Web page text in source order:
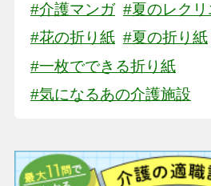
#介護マンガ #夏のレク
#花の折り紙 #夏の折り紙
#一枚でできる折り紙
#気になるあの介護施設